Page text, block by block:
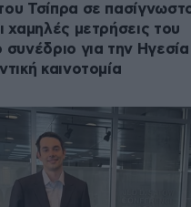
Τσίπρα σε
χαμηλές μετρήσεις του
για την Ηγεσία
καινοτομία